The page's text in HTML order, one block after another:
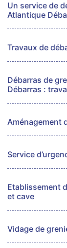
Un service de
Atlantique
Travaux de
Débarras de
Débarras :
Aménagement
Service
Etablissement
et cave
Vidage de